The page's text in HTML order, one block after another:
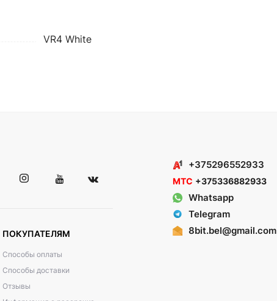
VR4 White
ПОКУПАТЕЛЯМ
Способы оплаты
Способы доставки
Отзывы
+375296552933
МТС +375336882933
Whatsapp
Telegram
8bit.bel@gmail.com